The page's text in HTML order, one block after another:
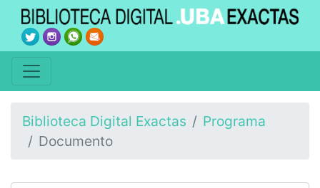
Biblioteca Digital Exactas
Programa
Documento